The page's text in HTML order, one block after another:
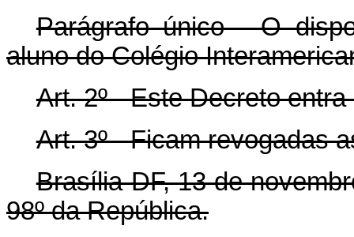
Parágrafo único - O
aluno do Colégio
Art. 2º - Este Decreto
Art. 3º - Ficam revogadas
Brasília-DF, 13 de
98º da República.